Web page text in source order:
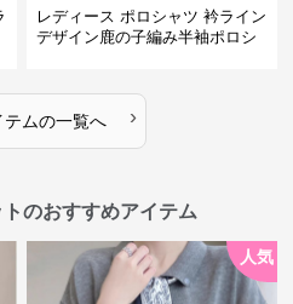
レディース ポロシャツ 衿ライン
デザイン鹿の子編み半袖ポロシ
テムの一覧へ ›
のおすすめアイテム
人気